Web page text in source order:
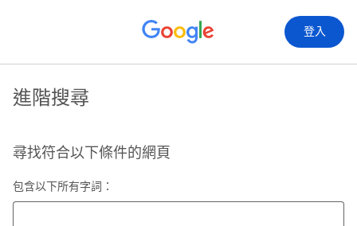
登入
進階搜尋
尋找符合以下條件的網頁
包含以下所有字詞：